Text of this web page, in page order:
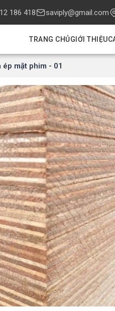
186 418 saviply@gmail.com
TRANG CHỦGIỚI THIỆU
ép mặt phim - 01